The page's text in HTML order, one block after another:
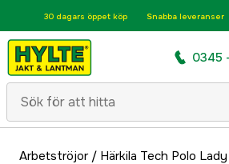
30 dagars öppet köp Snabba leveranser
0345
Arbetströjor/ Härkila Tech Polo Lady